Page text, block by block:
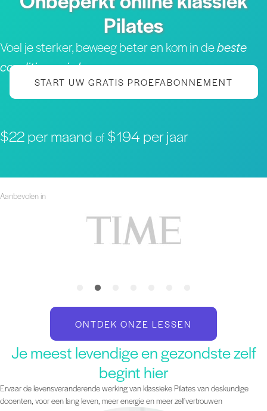
Pilates
Voel je sterker, beweeg beter en kom in debeste
conditie van je leven
START UW GRATIS PROEFABONNEMENT
$22 per maand of $194 per jaar
Aanbevolen in
ONTDEK ONZE LESSEN
Je meest levendige en gezondste zelf
begint hier
Ervaar de levensveranderende werking van klassieke Pilates van deskundige
docenten, voor een lang leven, meer energie en meer zelfvertrouwen